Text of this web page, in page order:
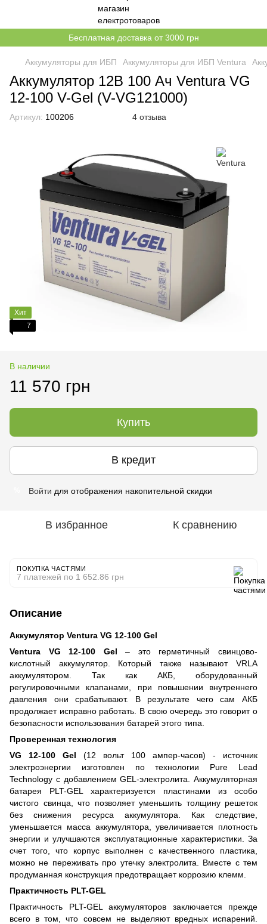
Бесплатная доставка от 3000 грн
Аккумуляторы для ИБП Аккумуляторы для ИБП Ventura
Аккумулятор 12В 100 Ач Ventura VG
12-100 V-Gel (V-VG121000)
Артикул: 100206 4 отзыва
Хит
7
В наличии
11 570 грн
Купить
В кредит
Войти для отображения накопительной скидки
В избранное К сравнению
ПОКУПКА ЧАСТЯМИ
7 платежей по 1 652.86 грн
Описание
Аккумулятор Ventura VG 12-100 Gel
Ventura VG 12-100 Gel – это герметичный свинцово-
кислотный аккумулятор. Который также называют VRLA
аккумулятором. Так как АКБ, оборудованный
регулировочными клапанами, при повышении внутреннего
давления они срабатывают. В результате чего сам АКБ
продолжает исправно работать. В свою очередь это говорит о
безопасности использования батарей этого типа.
Проверенная технология
VG 12-100 Gel (12 вольт 100 ампер-часов) - источник
электроэнергии изготовлен по технологии Pure Lead
Technology c добавлением GEL-электролита. Аккумуляторная
батарея PLT-GEL характеризуется пластинами из особо
чистого свинца, что позволяет уменьшить толщину решеток
без снижения ресурса аккумулятора. Как следствие,
уменьшается масса аккумулятора, увеличивается плотность
энергии и улучшаются эксплуатационные характеристики. За
счет того, что корпус выполнен с качественного пластика,
можно не переживать про утечку электролита. Вместе с тем
продуманная конструкция предотвращает коррозию клемм.
Практичность PLT-GEL
Практичность PLT-GEL аккумуляторов заключается прежде
всего в том, что совсем не выделяют вредных испарений.